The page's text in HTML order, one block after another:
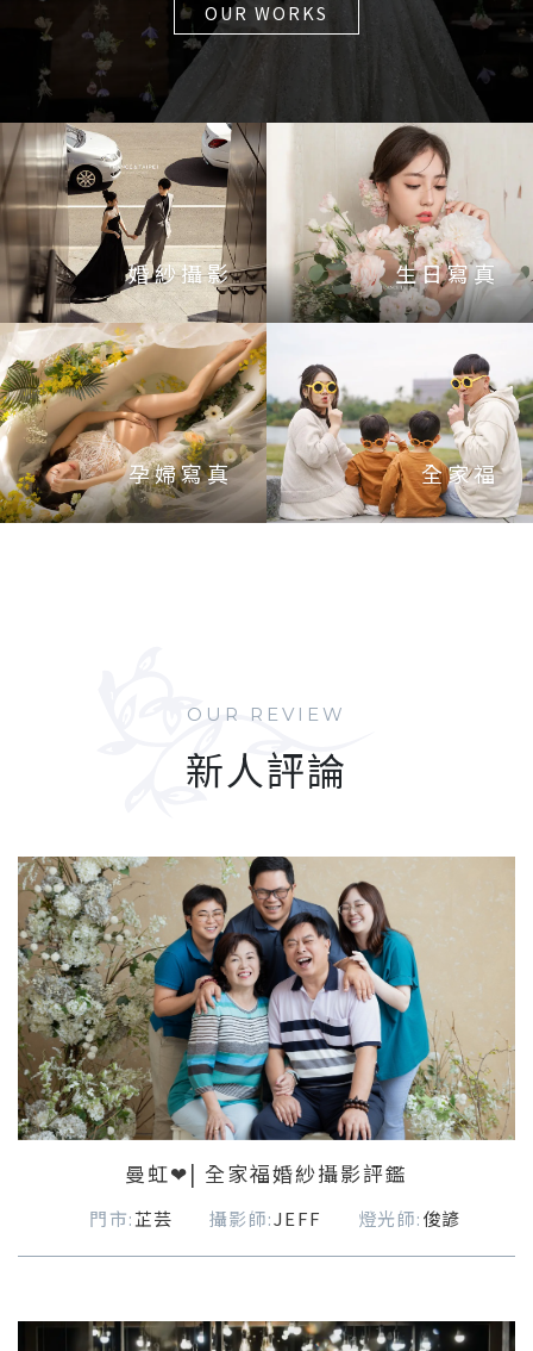
OUR WORKS
婚紗攝影
VIEW WORKS
生日寫真
VIEW WORKS
孕婦寫真 全家福
OUR REVIEW
新人評論
曼虹❤| 全家福婚紗攝影評鑑
門市:芷芸 攝影師:JEFF 燈光師:俊諺